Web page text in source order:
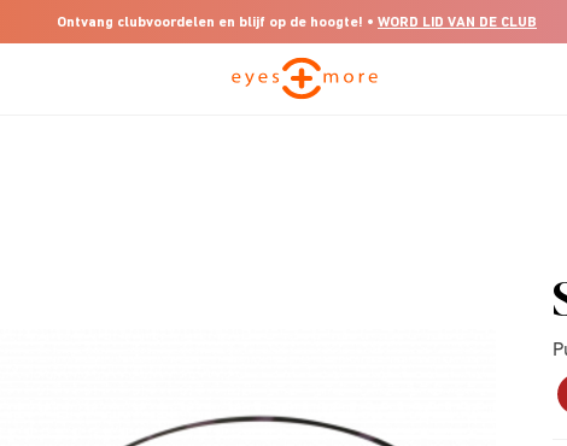
Ontvang clubvoordelen en blijf op de hoogte! • WORD LID VAN DE CLUB